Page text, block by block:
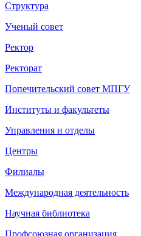
Структура
Ученый совет
Ректор
Ректорат
Попечительский совет МПГУ
Институты и факультеты
Управления и отделы
Центры
Филиалы
Международная деятельность
Научная библиотека